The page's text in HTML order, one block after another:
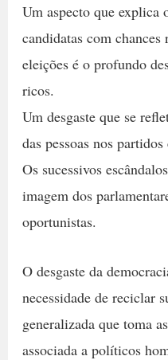
Um aspecto que explica
candidatas com chances
eleições é o profundo
ricos.
Um desgaste que se
das pessoas nos
Os sucessivos
imagem dos
oportunistas.
O desgaste da
necessidade de reciclar
generalizada que toma
associada a políticos